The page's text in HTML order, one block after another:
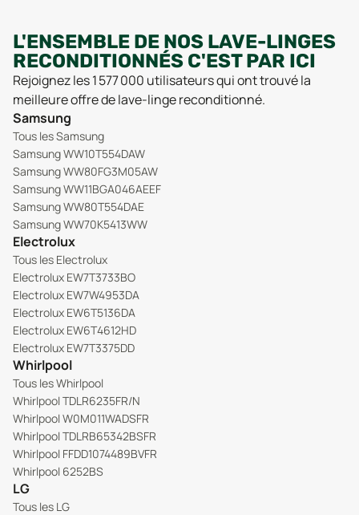
L'ENSEMBLE DE NOS LAVE-LINGES
RECONDITIONNÉS C'EST PAR ICI
Rejoignez les 1 577 000 utilisateurs qui ont trouvé la
meilleure offre de lave-linge reconditionné.
Samsung
Tous les Samsung
Samsung WW10T554DAW
Samsung WW80FG3M05AW
Samsung WW11BGA046AEEF
Samsung WW80T554DAE
Samsung WW70K5413WW
Electrolux
Tous les Electrolux
Electrolux EW7T3733BO
Electrolux EW7W4953DA
Electrolux EW6T5136DA
Electrolux EW6T4612HD
Electrolux EW7T3375DD
Whirlpool
Tous les Whirlpool
Whirlpool TDLR6235FR/N
Whirlpool W0M011WADSFR
Whirlpool TDLRB65342BSFR
Whirlpool FFDD1074489BVFR
Whirlpool 6252BS
LG
Tous les LG